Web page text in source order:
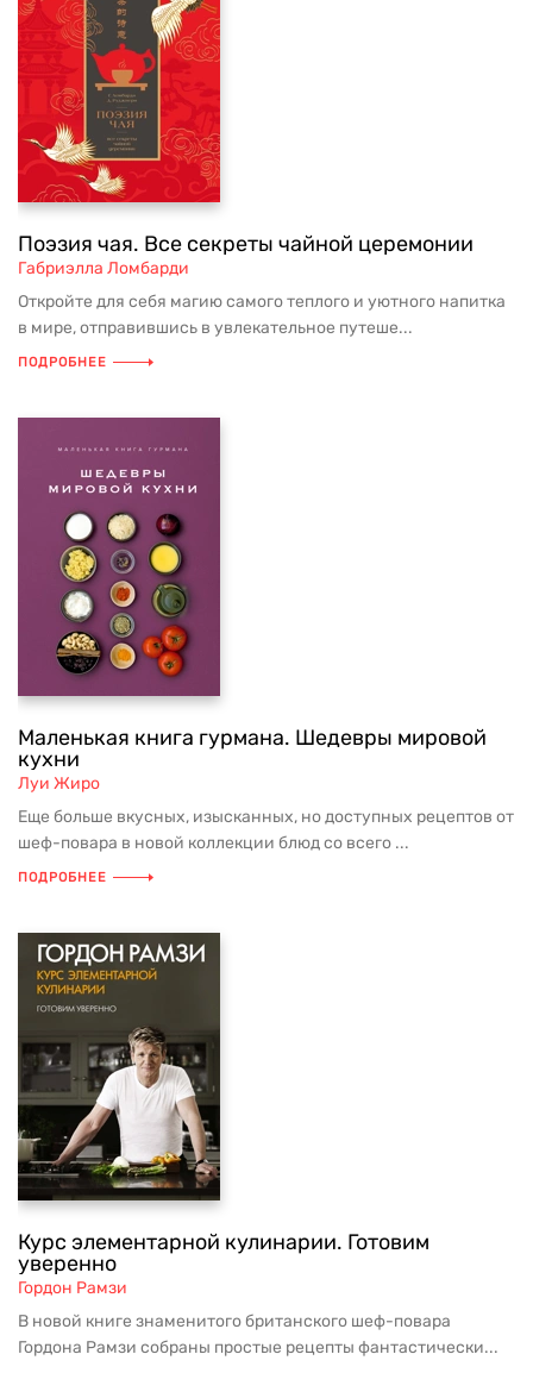
Поэзия чая. Все секреты чайной церемонии
Габриэлла Ломбарди
Откройте для себя магию самого теплого и уютного напитка
в мире, отправившись в увлекательное путеше...
ПОДРОБНЕЕ
Маленькая книга гурмана. Шедевры мировой
кухни
Луи Жиро
Еще больше вкусных, изысканных, но доступных рецептов от
шеф-повара в новой коллекции блюд со всего ...
ПОДРОБНЕЕ
Курс элементарной кулинарии. Готовим
уверенно
Гордон Рамзи
В новой книге знаменитого британского шеф-повара
Гордона Рамзи собраны простые рецепты фантастически...